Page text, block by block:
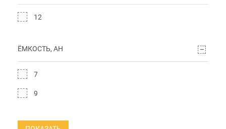
12
ЁМКОСТЬ, AH
7
9